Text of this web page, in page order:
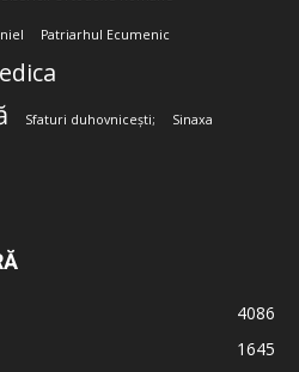
Patriarhul Ecumenic
Sfaturi duhovnicești; Sinaxa
4086
1645